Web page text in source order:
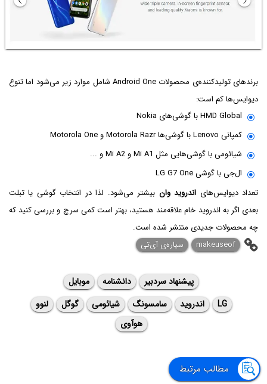
برندهای تولیدکننده‌ی محصولات Android One شامل موارد زیر می‌شود اما تنوع
دیوایس‌ها کم است:
HMD Global با گوشی‌های Nokia
کمپانی Lenovo با گوشی‌ها Motorola Razr و Motorola One
شیائومی با گوشی‌هایی مثل Mi A1 و Mi A2 و ...
ال‌جی با گوشی LG G7 One
تعداد دیوایس‌های اندروید وان بیشتر می‌شود. لذا در انتخاب گوشی یا تبلت
بعدی اگر به اندروید خام علاقه‌مند هستید، بهتر است کمی سرچ و بررسی کنید که
چه محصولات جدیدی منتشر شده است.
makeuseof
سیاره‌ی آی‌تی
پیشنهاد سردبیر دانشنامه
موبایل
LG
اندروید سامسونگ شیائومی گوگل
لنوو
هوآوی
مطالب مرتبط